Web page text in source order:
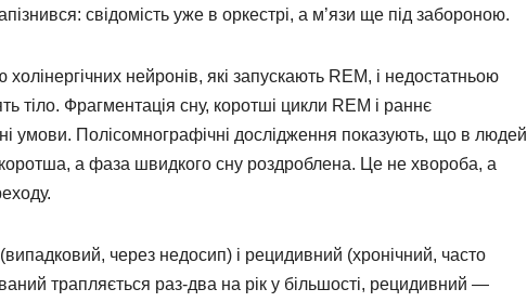
свідомість уже в оркестрі, а м’язи ще під забороною.
холінергічних нейронів, які запускають REM, і недостатньою
тіло. Фрагментація сну, коротші цикли REM і раннє
умови. Полісомнографічні дослідження показують, що в людей
а фаза швидкого сну роздроблена. Це не хвороба, а
через недосип) і рецидивний (хронічний, часто
трапляється раз-два на рік у більшості, рецидивний —